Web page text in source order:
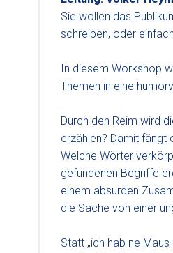
Sie wollen das
schreiben, oder
In diesem Workshop
Themen in eine
Durch den Reim wird
erzählen? Damit fängt
Welche Wörter
gefundenen Begriffe
einem absurden
die Sache von einer
Statt „ich hab ne